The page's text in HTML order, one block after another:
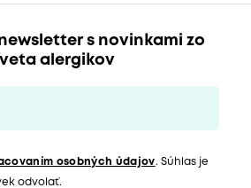
s novinkami zo
alergikov
osobných údajov. Súhlas je
odvolať.